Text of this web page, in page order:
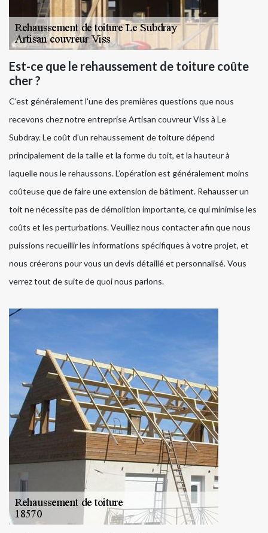
Est-ce que le rehaussement de toiture coûte
cher ?
C'est généralement l'une des premières questions que nous
recevons chez notre entreprise Artisan couvreur Viss à Le
Subdray. Le coût d’un rehaussement de toiture dépend
principalement de la taille et la forme du toit, et la hauteur à
laquelle nous le rehaussons. L’opération est généralement moins
coûteuse que de faire une extension de bâtiment. Rehausser un
toit ne nécessite pas de démolition importante, ce qui minimise les
coûts et les perturbations. Veuillez nous contacter afin que nous
puissions recueillir les informations spécifiques à votre projet, et
nous créerons pour vous un devis détaillé et personnalisé. Vous
verrez tout de suite de quoi nous parlons.